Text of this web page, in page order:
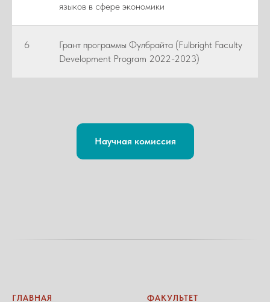
языков в сфере экономики
6
Грант программы Фулбрайта (Fulbright Faculty
Development Program 2022-2023)
Научная комиссия
ГЛАВНАЯ ФАКУЛЬТЕТ